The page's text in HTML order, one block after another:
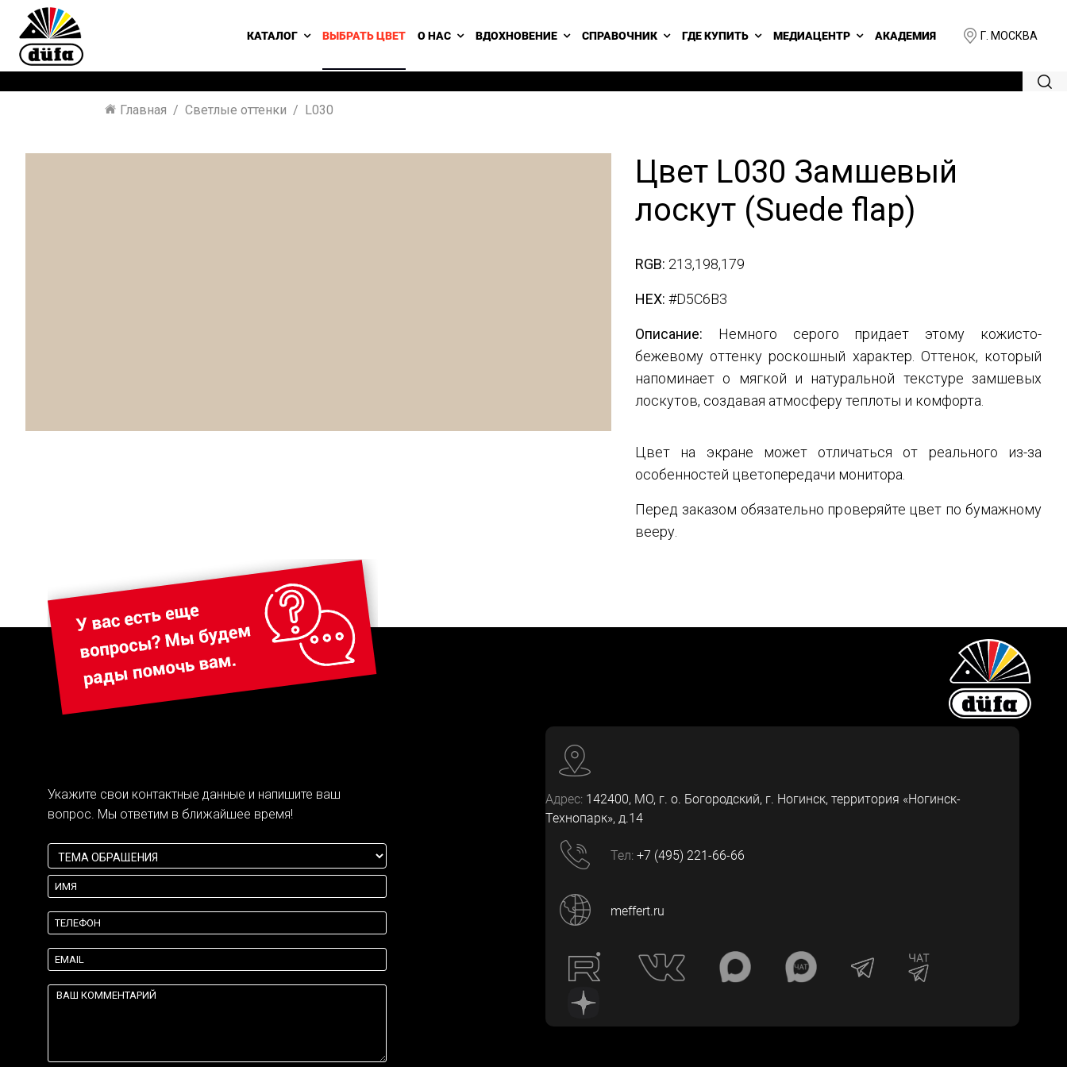
Г. МОСКВА
КАТАЛОГ ВЫБРАТЬ ЦВЕТ О НАС ВДОХНОВЕНИЕ СПРАВОЧНИК ГДЕ КУПИТЬ МЕДИАЦЕНТР АКАДЕМИЯ
Главная Светлые оттенки L030
Цвет L030 Замшевый
лоскут (Suede flap)
RGB: 213,198,179
HEX: #D5C6B3
Описание: Немного серого придает этому кожисто-
бежевому оттенку роскошный характер. Оттенок, который
напоминает о мягкой и натуральной текстуре замшевых
лоскутов, создавая атмосферу теплоты и комфорта.
Цвет на экране может отличаться от реального из-за
особенностей цветопередачи монитора.
Перед заказом обязательно проверяйте цвет по бумажному
вееру.
Укажите свои контактные данные и напишите ваш
вопрос. Мы ответим в ближайшее время!
Адрес: 142400, МО, г. о. Богородский, г. Ногинск, территория «Ногинск-
Технопарк», д.14
Тел: +7 (495) 221-66-66
meffert.ru